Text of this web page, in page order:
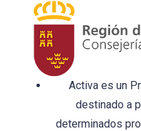
Activa es un
destinado a
determinados